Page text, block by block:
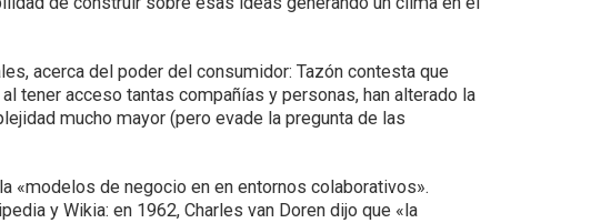
acerca del poder del consumidor: Tazón contesta que
tener acceso tantas compañías y personas, han alterado la
mucho mayor (pero evade la pregunta de las
«modelos de negocio en en entornos colaborativos».
y Wikia: en 1962, Charles van Doren dijo que «la